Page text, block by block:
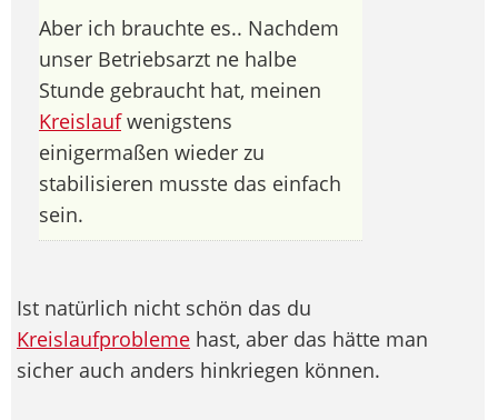
Aber ich brauchte es.. Nachdem
unser Betriebsarzt ne halbe
Stunde gebraucht hat, meinen
Kreislaufwenigstens
einigermaßen wieder zu
stabilisieren musste das einfach
sein.
Ist natürlich nicht schön das du
Kreislaufprobleme hast, aber das hätte man
sicher auch anders hinkriegen können.